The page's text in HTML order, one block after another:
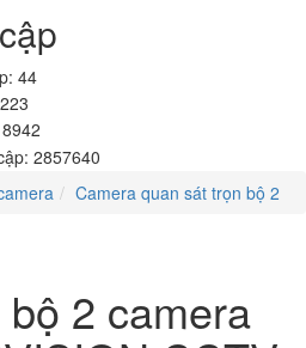
1150- Intel Core i7-6xx .(
( Intel Core i3-1005G1 /4GB
Win10/Màu Trắng )
Core i5- 4G - SSD120G - 12.5'
CỔ PHẦN ĐỒNG TÂM (Bắc - Trung -
CỔ...
44
8942
2857640
Camera quan sát trọn bộ 2
2 camera